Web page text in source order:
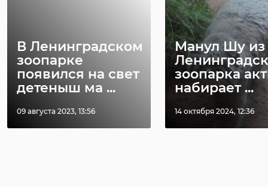
В Ленинградском
зоопарке
появился на свет
детеныш ма ...
09 августа 2023, 13:56
Манул Шу из
зоопарка
набирает ...
14 октября 2024, 12:36